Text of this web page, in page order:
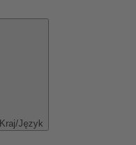
Kraj/Język